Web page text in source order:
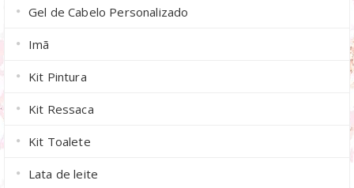
Gel de Cabelo Personalizado
Imã
Kit Pintura
Kit Ressaca
Kit Toalete
Lata de leite